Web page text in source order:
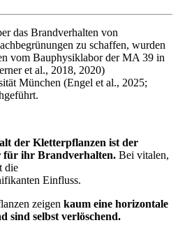
das Brandverhalten von
zu schaffen, wurden
vom Bauphysiklabor der MA 39 in
et al., 2018, 2020)
München (Engel et al., 2025;
der Kletterpflanzen ist der
für ihr Brandverhalten. Bei vitalen,
die
Einfluss.
zeigen kaum eine horizontale
sind selbst verlöschend.